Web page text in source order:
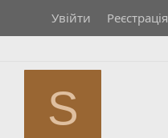
Увійти Реєстрація
S